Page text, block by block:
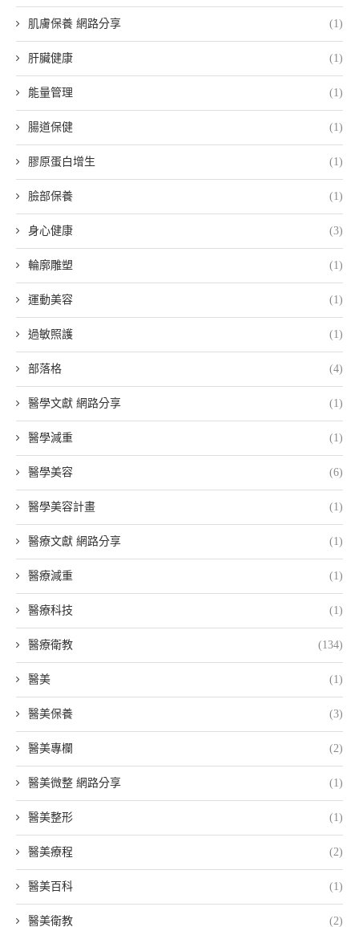
肌膚保養 網路分享 (1)
肝臟健康 (1)
能量管理 (1)
腸道保健 (1)
膠原蛋白增生 (1)
臉部保養 (1)
身心健康 (3)
輪廓雕塑 (1)
運動美容 (1)
過敏照護 (1)
部落格 (4)
醫學文獻 網路分享 (1)
醫學減重 (1)
醫學美容 (6)
醫學美容計畫 (1)
醫療文獻 網路分享 (1)
醫療減重 (1)
醫療科技 (1)
醫療衛教 (134)
醫美 (1)
醫美保養 (3)
醫美專欄 (2)
醫美微整 網路分享 (1)
醫美整形 (1)
醫美療程 (2)
醫美百科 (1)
醫美衛教 (2)